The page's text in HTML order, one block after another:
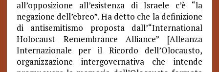
all’opposizione all’esistenza di Israele c’è “la
negazione dell’ebreo”. Ha detto che la definizione
di antisemitismo proposta dall’“International
Holocaust Remembrance Alliance” [Alleanza
Internazionale per il Ricordo dell’Olocausto,
organizzazione intergovernativa che intende